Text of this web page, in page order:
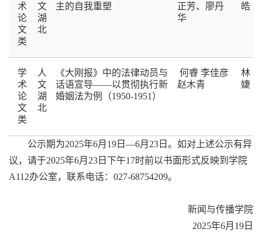
术
论
文
类
文
湖
北
主的自我重塑
正芳、廖丹
华
皓
学
术
论
文
类
人
文
湖
北
《大刚报》中的法律动员与
话语宣导——以贯彻执行新
婚姻法为例（1950-1951）
何睿 李佳彦
赵木青
林
婕
公示期为2025年6月19日—6月23日。如对上述公示有异
议，请于2025年6月23日下午17时前以书面形式反映到学院
A112办公室，联系电话：027-68754209。
新闻与传播学院
2025年6月19日